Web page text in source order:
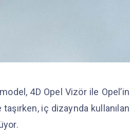
4D Opel Vizör ile Opel’in
iç dizaynda kullanılan